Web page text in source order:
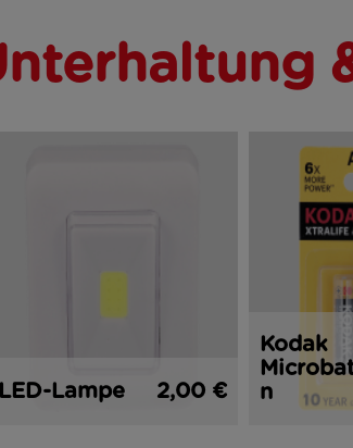
Lampe 2,00 €
Kodak
n